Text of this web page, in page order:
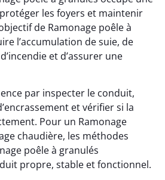
les foyers et maintenir
de Ramonage poêle à
l’accumulation de suie, de
et d’assurer une
par inspecter le conduit,
et vérifier si la
Pour un Ramonage
chaudière, les méthodes
poêle à granulés
propre, stable et fonctionnel.